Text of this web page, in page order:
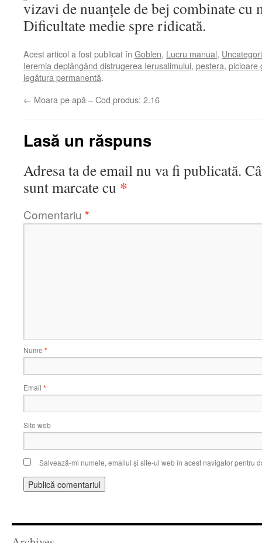
vizavi de nuanțele de bej combinate
Dificultate medie spre ridicată.
Acest articol a fost publicat în Goblen, Lucru manual,
Ieremia deplângând distrugerea Ierusalimului, pestera, picioare
legătura permanentă.
← Moara pe apă – Cod produs: 2.16
Lasă un răspuns
Adresa ta de email nu va fi publicată.
sunt marcate cu *
Comentariu *
Nume *
Email *
Site web
Salvează-mi numele, emailul și site-ul web în acest navigator pentru